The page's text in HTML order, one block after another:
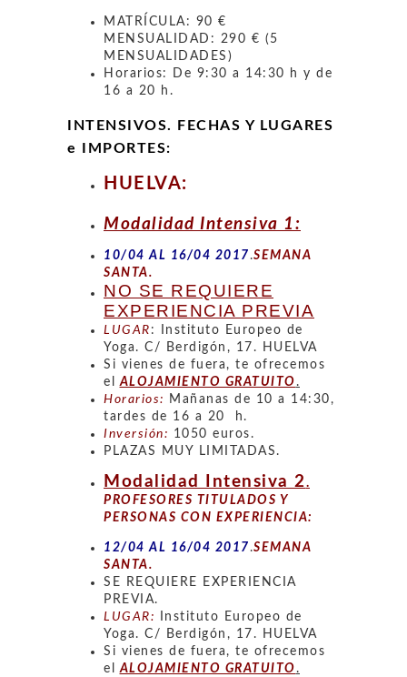
MATRÍCULA: 90 €
MENSUALIDAD: 290 € (5
MENSUALIDADES)
Horarios: De 9:30 a 14:30 h y de
16 a 20 h.
INTENSIVOS. FECHAS Y LUGARES
e IMPORTES:
HUELVA:
Modalidad Intensiva 1:
10/04 AL 16/04 2017 .SEMANA
SANTA.
NO SE REQUIERE
EXPERIENCIA PREVIA
LUGAR : Instituto Europeo de
Yoga. C/ Berdigón, 17. HUELVA
Si vienes de fuera, te ofrecemos
el
ALOJAMIENTO GRATUITO .
Horarios:
Mañanas de 10 a 14:30,
tardes de 16 a 20 h.
Inversión: 1050 euros.
PLAZAS MUY LIMITADAS.
Modalidad Intensiva 2.
PROFESORES TITULADOS Y
PERSONAS CON EXPERIENCIA:
12/04 AL 16/04 2017 .SEMANA
SANTA.
SE REQUIERE EXPERIENCIA
PREVIA.
LUGAR: Instituto Europeo de
Yoga. C/ Berdigón, 17. HUELVA
Si vienes de fuera, te ofrecemos
el
ALOJAMIENTO GRATUITO .